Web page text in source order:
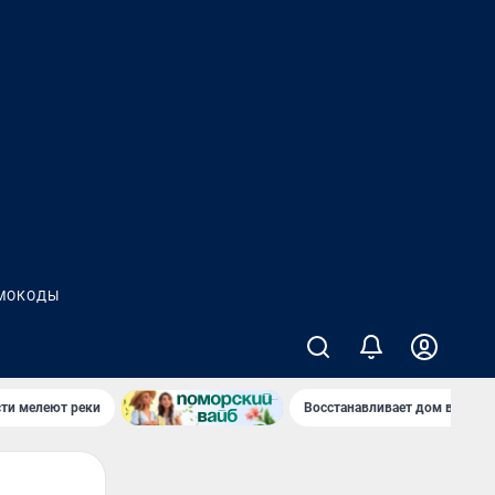
мелеют реки Восстанавливает дом в